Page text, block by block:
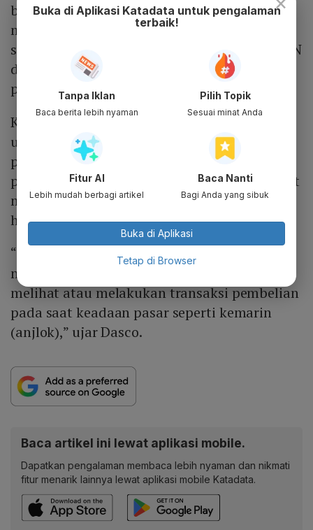
beberapa waktu terakhir tidak
mencerminkan kondisi fundamental
sejumlah perusahaan besar, khususnya BUMN
dan perusahaan swasta yang menjalankan
proyek-proyek strategis.
Karena itu, ia mendorong anggota Himbara
untuk melakukan
saham. Selain
perbankan pelat merah, Dasco juga menilai
perusahaan-perusahaan BUMN lainnya dapat
mempertimbangkan langkah serupa ketika
harga saham mengalami tekanan.
“Kemudian lembaga-lembaga yang
melakukan investasi maupun pasar tentunya
melihat atau melakukan transaksi pembelian
pada saat keadaan pasar seperti kemarin
(anjlok),” ujar Dasco.
Baca artikel ini lewat aplikasi mobile.
Dapatkan pengalaman membaca lebih nyaman dan nikmati
fitur menarik lainnya lewat aplikasi mobile Katadata.
Buka di Aplikasi Katadata untuk pengalaman
terbaik!
Tanpa Iklan
Baca berita lebih nyaman
Pilih Topik
Sesuai minat Anda
Fitur AI
Lebih mudah berbagi artikel
Baca Nanti
Bagi Anda yang sibuk
Buka di Aplikasi
Tetap di Browser